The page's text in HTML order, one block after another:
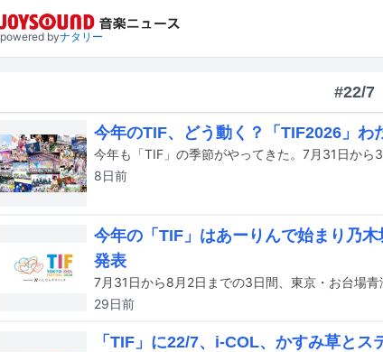
powered byナタリー
#22/7
今年のTIF、どう動く？「TIF2026」わ
8日前
今年の「TIF」はあーりんで始まり乃
発表
29日前
「TIF」に22/7、i-COL、かすみ草と